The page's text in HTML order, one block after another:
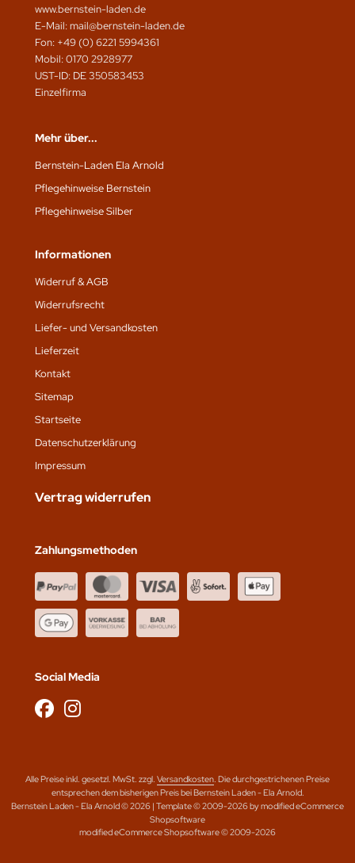
www.bernstein-laden.de
E-Mail: mail@bernstein-laden.de
Fon: +49 (0) 6221 5994361
Mobil: 0170 2928977
UST-ID: DE 350583453
Einzelfirma
Mehr über...
Bernstein-Laden Ela Arnold
Pflegehinweise Bernstein
Pflegehinweise Silber
Informationen
Widerruf & AGB
Widerrufsrecht
Liefer- und Versandkosten
Lieferzeit
Kontakt
Sitemap
Startseite
Datenschutz­erklärung
Impressum
Vertrag widerrufen
Zahlungsmethoden
Social Media
Alle Preise inkl. gesetzl. MwSt. zzgl. Versandkosten. Die durchgestrichenen Preise
entsprechen dem bisherigen Preis bei Bernstein Laden - Ela Arnold.
Bernstein Laden - Ela Arnold © 2026 | Template © 2009-2026 by modified eCommerce
Shopsoftware
modified eCommerce Shopsoftware © 2009-2026